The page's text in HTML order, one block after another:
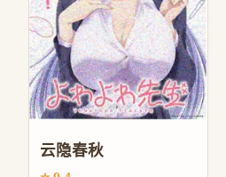
云隐春秋